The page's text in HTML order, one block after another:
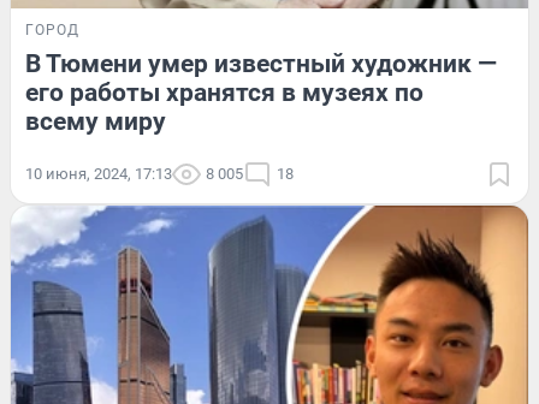
ГОРОД
В Тюмени умер известный художник —
его работы хранятся в музеях по
всему миру
10 июня, 2024, 17:13 8 005 18